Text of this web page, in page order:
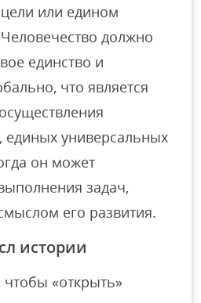
или едином
должно
единство и
что является
единых универсальных
он может
задач,
его развития.
истории
«открыть»